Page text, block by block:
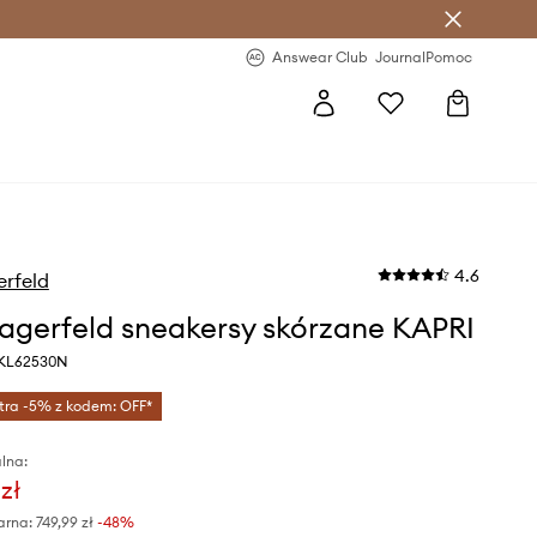
Answear Club JournalPomoc
4.6
sneakersy skórzane KAPRI
-5% z kodem: OFF*
749,99 zł-48%